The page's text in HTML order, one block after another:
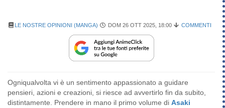
LE NOSTRE OPINIONI (MANGA) DOM 26 OTT 2025, 18:00 COMMENTI
Ogniqualvolta vi è un sentimento appassionato a guidare
pensieri, azioni e creazioni, si riesce ad avvertirlo fin da subito,
distintamente. Prendere in mano il primo volume di Asaki